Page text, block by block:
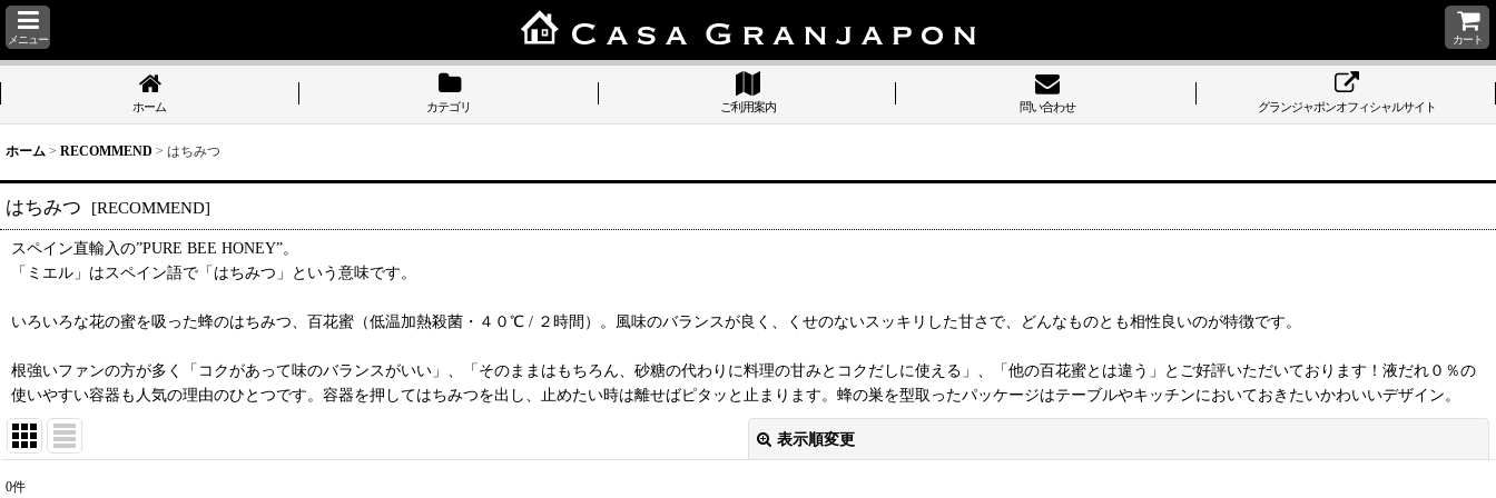
メニュー カート
ホーム カテゴリ ご利用案内 問い合わせ グランジャポンオフィシャルサイト
ホーム > RECOMMEND > はちみつ
はちみつ [RECOMMEND]
スペイン直輸入の”PURE BEE HONEY”。
「ミエル」はスペイン語で「はちみつ」という意味です。
いろいろな花の蜜を吸った蜂のはちみつ、百花蜜（低温加熱殺菌・４０℃ / ２時間）。風味のバランスが良く、くせのないスッキリした甘さで、どんなものとも相性良いのが特徴です。
根強いファンの方が多く「コクがあって味のバランスがいい」、「そのままはもちろん、砂糖の代わりに料理の甘みとコクだしに使える」、「他の百花蜜とは違う」とご好評いただいております！液だれ０％の
使いやすい容器も人気の理由のひとつです。容器を押してはちみつを出し、止めたい時は離せばピタッと止まります。蜂の巣を型取ったパッケージはテーブルやキッチンにおいておきたいかわいいデザイン。
表示順変更
0件